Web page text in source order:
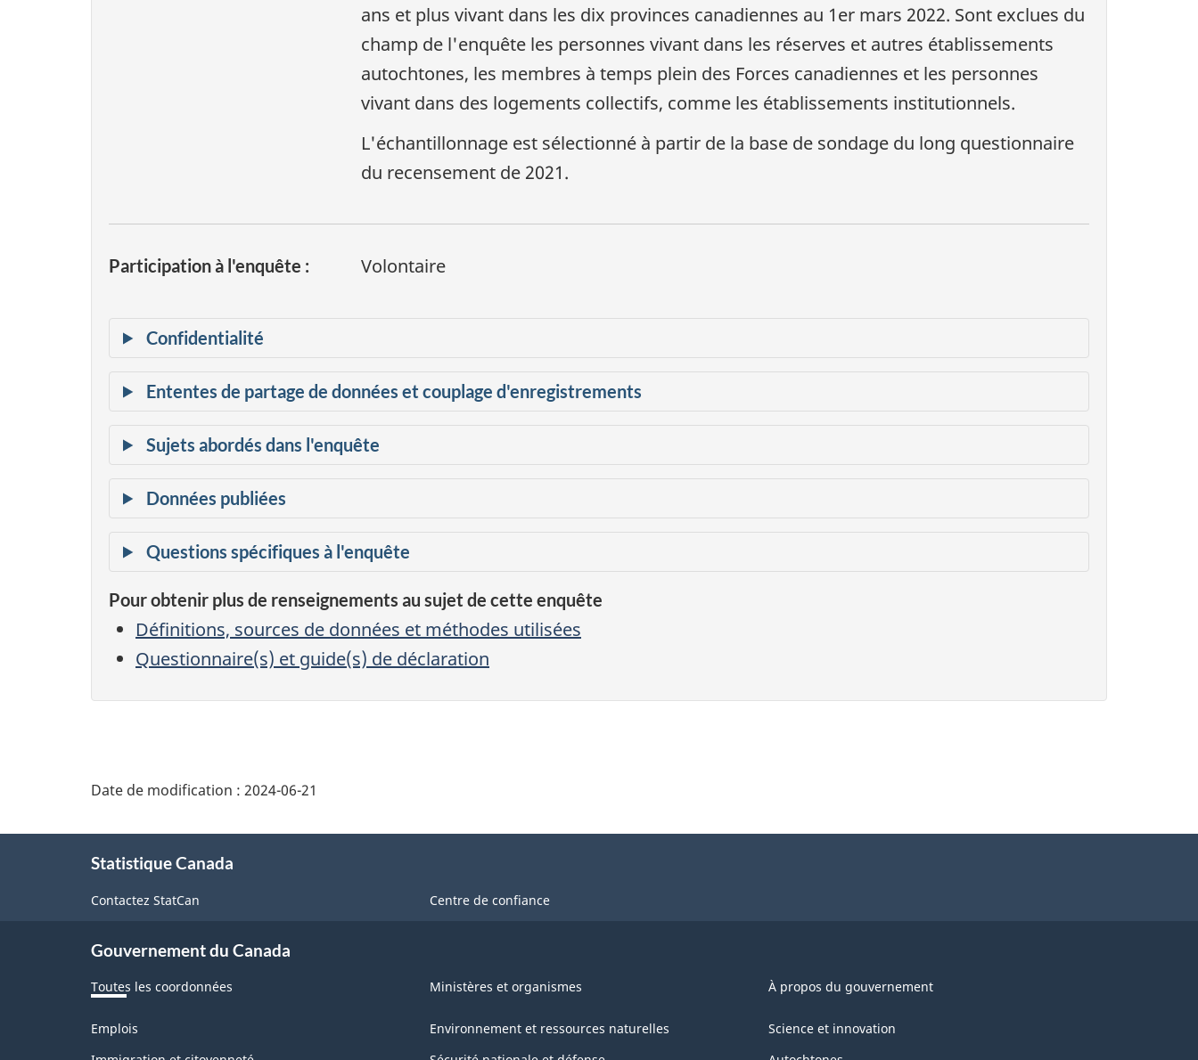
ans et plus vivant dans les dix provinces canadiennes au 1er mars 2022. Sont exclues du
champ de l'enquête les personnes vivant dans les réserves et autres établissements
autochtones, les membres à temps plein des Forces canadiennes et les personnes
vivant dans des logements collectifs, comme les établissements institutionnels.
L'échantillonnage est sélectionné à partir de la base de sondage du long questionnaire
du recensement de 2021.
Participation à l'enquête : Volontaire
Pour obtenir plus de renseignements au sujet de cette enquête
Définitions, sources de données et méthodes utilisées
Questionnaire(s) et guide(s) de déclaration
Date de modification : 2024-06-21
Statistique Canada
Contactez StatCan Centre de confiance
Gouvernement du Canada
Toutes les coordonnées Ministères et organismes À propos du gouvernement
Thèmes
Emplois
Environnement et ressources naturelles
Science et innovation